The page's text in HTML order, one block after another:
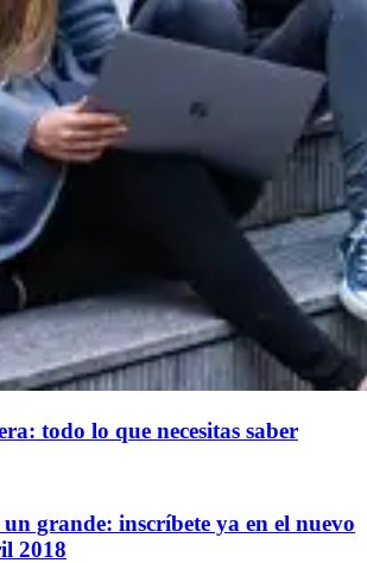
todo lo que necesitas saber
grande: inscríbete ya en el nuevo
2018